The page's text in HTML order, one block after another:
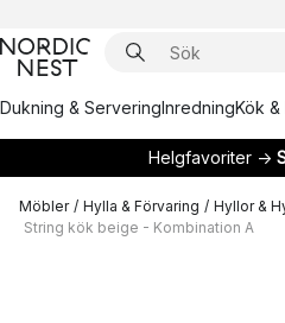
Dukning & ServeringInredningKök &
Helgfavoriter →
Möbler / Hylla & Förvaring / Hyllor &
String kök beige - Kombination A